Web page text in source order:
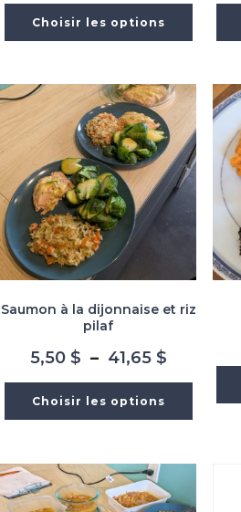
5,50 $
Choisir les options
Saumon à la dijonnaise et riz
pilaf
5,50 $ – 41,65 $Plage
de
5,50 $
Choisir les options